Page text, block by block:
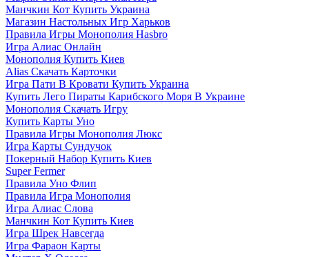
Манчкин Кот Купить Украина
Магазин Настольных Игр Харьков
Правила Игры Монополия Hasbro
Игра Алиас Онлайн
Монополия Купить Киев
Alias Скачать Карточки
Игра Пати В Кровати Купить Украина
Купить Лего Пираты Карибского Моря В Украине
Монополия Скачать Игру
Купить Карты Уно
Правила Игры Монополия Люкс
Игра Карты Сундучок
Покерный Набор Купить Киев
Super Fermer
Правила Уно Флип
Правила Игра Монополия
Игра Алиас Слова
Манчкин Кот Купить Киев
Игра Шрек Навсегда
Игра Фараон Карты